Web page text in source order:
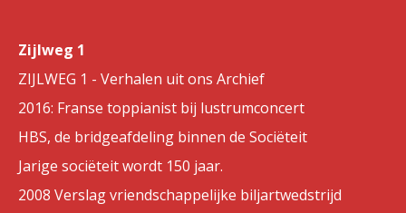
Zijlweg 1
ZIJLWEG 1 - Verhalen uit ons Archief
2016: Franse toppianist bij lustrumconcert
HBS, de bridgeafdeling binnen de Sociëteit
Jarige sociëteit wordt 150 jaar.
2008 Verslag vriendschappelijke biljartwedstrijd